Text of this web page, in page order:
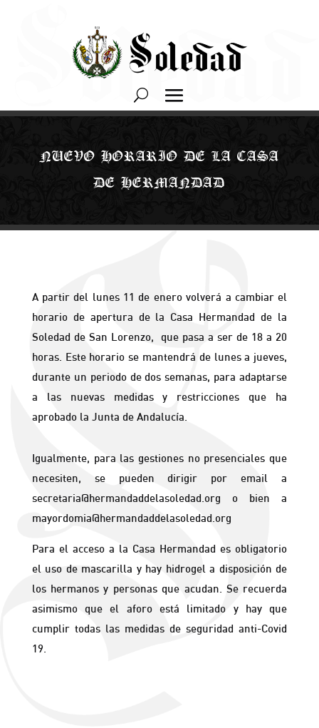
NUEVO HORARIO DE LA CASA
DE HERMANDAD
A partir del lunes 11 de enero volverá a cambiar el
horario de apertura de la Casa Hermandad de la
Soledad de San Lorenzo, que pasa a ser de 18 a 20
horas. Este horario se mantendrá de lunes a jueves,
durante un periodo de dos semanas, para adaptarse
a las nuevas medidas y restricciones que ha
aprobado la Junta de Andalucía.
Igualmente, para las gestiones no presenciales que
necesiten, se pueden dirigir por email a
secretaria@hermandaddelasoledad.org o bien a
mayordomia@hermandaddelasoledad.org
Para el acceso a la Casa Hermandad es obligatorio
el uso de mascarilla y hay hidrogel a disposición de
los hermanos y personas que acudan. Se recuerda
asimismo que el aforo está limitado y hay que
cumplir todas las medidas de seguridad anti-Covid
19.